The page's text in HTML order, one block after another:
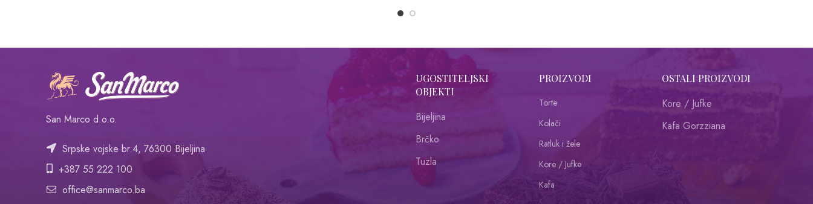
San Marco d.o.o.
Srpske vojske br.4, 76300 Bijeljina
+387 55 222 100
office@sanmarco.ba
UGOSTITELJSKI
OBJEKTI
Bijeljina
Brčko
Tuzla
PROIZVODI
Torte
Kolači
Ratluk i žele
Kore / Jufke
Kafa
OSTALI PROIZVODI
Kore / Jufke
Kafa Gorzziana